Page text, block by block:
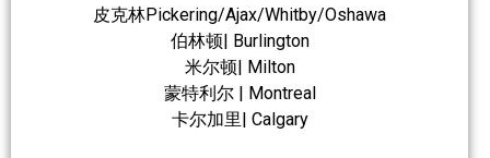
皮克林Pickering/Ajax/Whitby/Oshawa
伯林顿| Burlington
米尔顿| Milton
蒙特利尔 | Montreal
卡尔加里| Calgary